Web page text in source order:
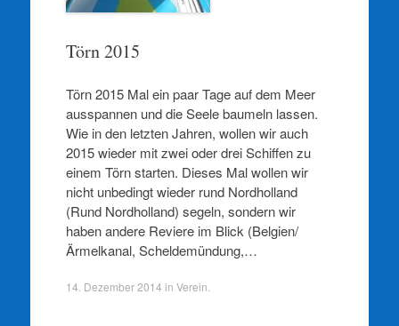
Törn 2015
Törn 2015 Mal ein paar Tage auf dem Meer
ausspannen und die Seele baumeln lassen.
Wie in den letzten Jahren, wollen wir auch
2015 wieder mit zwei oder drei Schiffen zu
einem Törn starten. Dieses Mal wollen wir
nicht unbedingt wieder rund Nordholland
(Rund Nordholland) segeln, sondern wir
haben andere Reviere im Blick (Belgien/
Ärmelkanal, Scheldemündung,…
14. Dezember 2014 in Verein